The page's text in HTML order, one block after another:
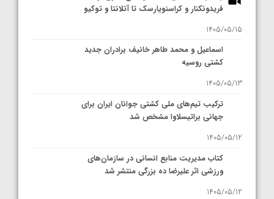
فریدونکنار و کراسنویارسک تا آتلانتا و توکیو
1405/05/15
اسماعیل و محمد طاهر خانیف برادران جدید
کشتی روسیه
1405/05/13
ترکیب تیم‌های ملی کشتی جوانان ایران برای
جهانی براتیسلاوا مشخص شد
1405/05/12
کتاب مدیریت منابع انسانی در سازمان‌های
ورزشی اثر علیرضا ده بزرگی منتشر شد
1405/05/12